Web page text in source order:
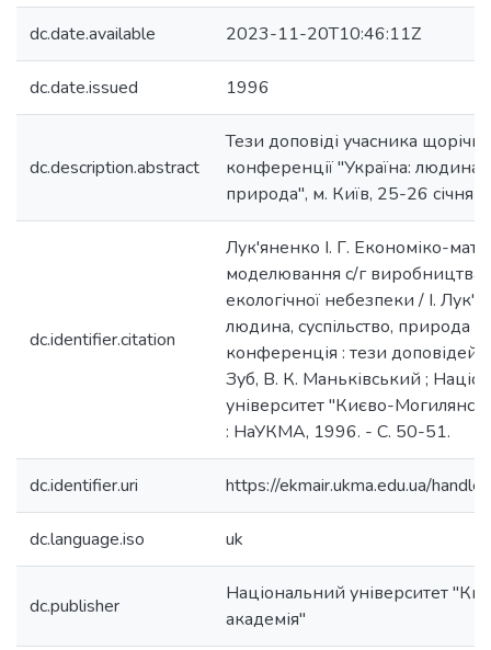
dc.date.available 2023-11-20T10:46:11Z
dc.date.issued 1996
dc.description.abstract
Тези доповіді учасника
конференції "Україна: людина,
природа", м. Київ, 25-26 січня
dc.identifier.citation
Лук'яненко І. Г. Економіко-
моделювання с/г виробництва
екологічної небезпеки / І.
людина, суспільство, природа :
конференція : тези доповідей
Зуб, В. К. Маньківський ;
університет "Києво-
: НаУКМА, 1996. - С. 50-51.
dc.identifier.uri https://ekmair.ukma.edu.ua/
dc.language.iso uk
dc.publisher
Національний університет
академія"